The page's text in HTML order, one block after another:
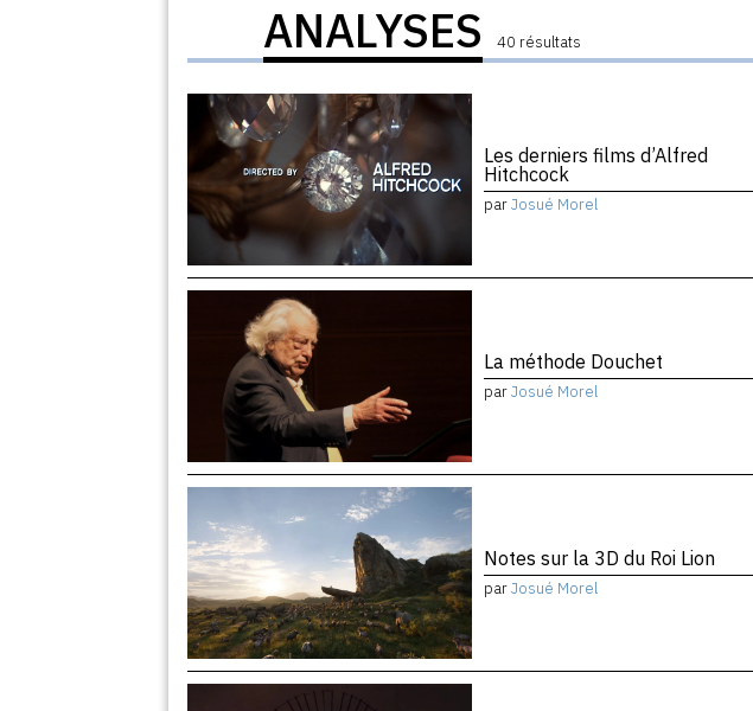
ANALYSES 40 résultats
Les derniers films d’Alfred
Hitchcock
parJosué Morel
La méthode Douchet
parJosué Morel
Notes sur la 3D du Roi Lion
parJosué Morel